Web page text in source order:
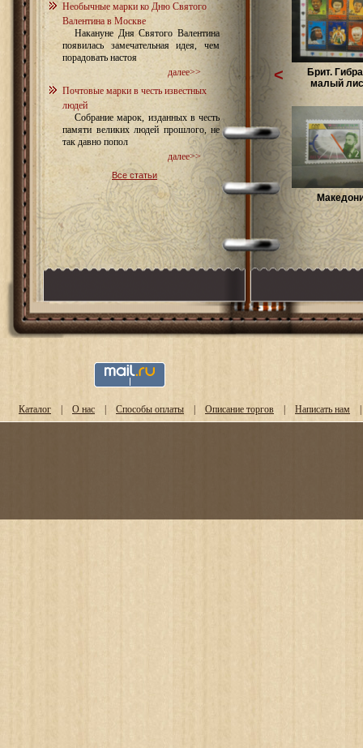
Необычные марки ко Дню Святого
Валентина в Москве
Накануне Дня Святого Валентина
появилась замечательная идея, чем
порадовать настоя
далее>>
Почтовые марки в честь известных
людей
Собрание марок, изданных в честь
памяти великих людей прошлого, не
так давно попол
далее>>
Все статьи
Брит.
малый
<
Каталог | О нас | Способы оплаты | Описание торгов | Написать нам |